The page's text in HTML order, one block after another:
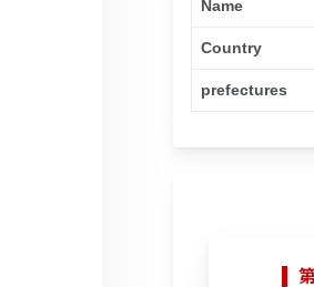
Name
Country
prefectures